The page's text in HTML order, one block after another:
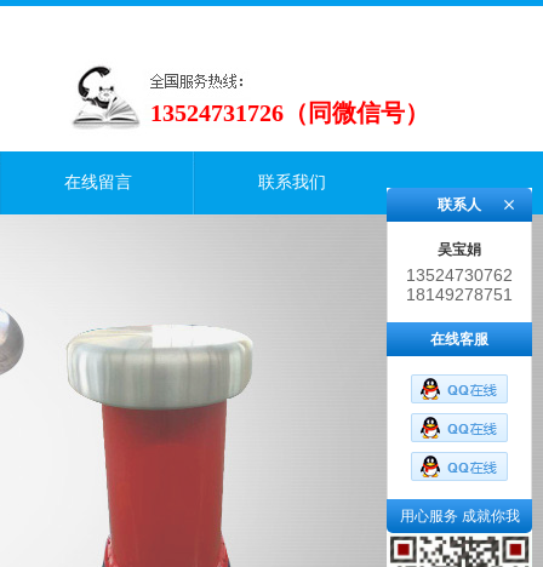
13524731726（同微信号）
在线留言 联系我们
联系人
吴宝娟
13524730762
18149278751
在线客服
用心服务 成就你我